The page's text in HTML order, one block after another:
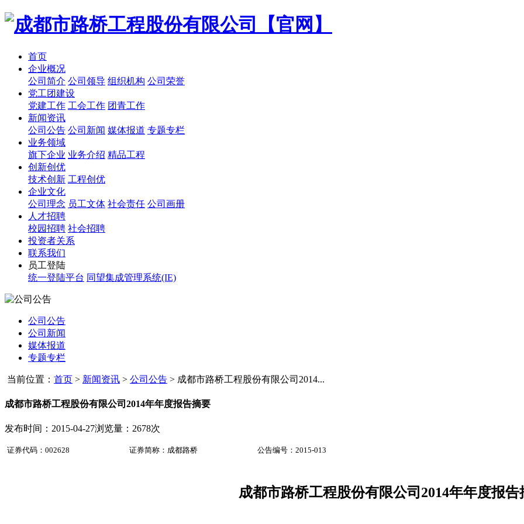
首页
企业概况
公司简介 公司领导 组织机构 公司荣誉
党工团建设
党建工作 工会工作 团青工作
新闻资讯
公司公告 公司新闻 媒体报道 专题专栏
业务领域
旗下企业 业务介绍 精品工程
创新创优
技术创新 工程创优
企业文化
公司理念 员工文体 社会责任 公司画册
人才招聘
校园招聘 社会招聘
投资者关系
联系我们
员工登陆
统一登陆平台 同望集成管理系统(IE)
公司公告
公司新闻
媒体报道
专题专栏
当前位置： 首页 > 新闻资讯 > 公司公告 > 成都市路桥工程股份有限公司2014...
成都市路桥工程股份有限公司2014年年度报告摘要
发布时间：2015-04-27浏览量：2678次
证券代码： 002628 证券简称： 成都路桥 公告编号： 2015-013
成都市路桥工程股份有限公司 2014年年度报告